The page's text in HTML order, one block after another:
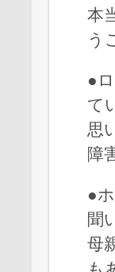
本
う
●
て
思
障
●
聞
母